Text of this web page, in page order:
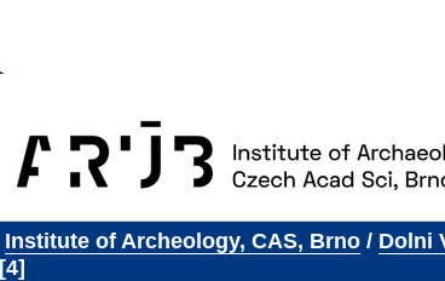
Institute of Archeology, CAS, Brno/ Dolni
4